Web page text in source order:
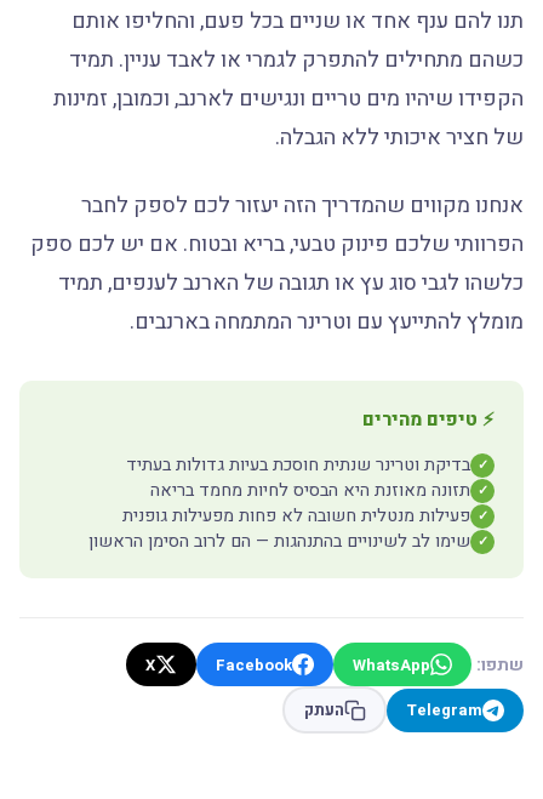
תנו להם ענף אחד או שניים בכל פעם, והחליפו אותם
כשהם מתחילים להתפרק לגמרי או לאבד עניין. תמיד
הקפידו שיהיו מים טריים ונגישים לארנב, וכמובן, זמינות
של חציר איכותי ללא הגבלה.
אנחנו מקווים שהמדריך הזה יעזור לכם לספק לחבר
הפרוותי שלכם פינוק טבעי, בריא ובטוח. אם יש לכם ספק
כלשהו לגבי סוג עץ או תגובה של הארנב לענפים, תמיד
מומלץ להתייעץ עם וטרינר המתמחה בארנבים.
⚡ טיפים מהירים
✓ בדיקת וטרינר שנתית חוסכת בעיות גדולות בעתיד
✓ תזונה מאוזנת היא הבסיס לחיות מחמד בריאה
✓ פעילות מנטלית חשובה לא פחות מפעילות גופנית
✓ שימו לב לשינויים בהתנהגות — הם לרוב הסימן הראשון
שתפו: WhatsApp
Facebook
X
Telegram
העתק